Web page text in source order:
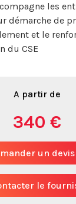
les
démarche de
et le
du CSE
A partir de
340 €
un devis
le